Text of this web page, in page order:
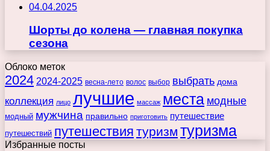
04.04.2025
Шорты до колена — главная покупка
сезона
Облоко меток
2024 2024-2025 весна-лето волос выбор выбрать дома
коллекция лицо лучшие массаж места модные
модный мужчина правильно приготовить путешествие
путешествий путешествия туризм туризма
Избранные посты